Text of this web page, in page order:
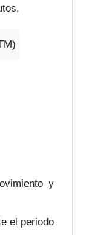
y
el periodo